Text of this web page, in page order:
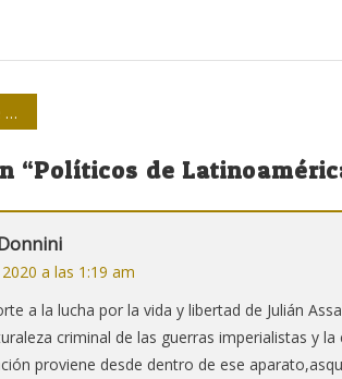
“Políticos de
a las 1:19 am
a la lucha por la vida y libertad de Julián
criminal de las guerras imperialistas y
proviene desde dentro de ese